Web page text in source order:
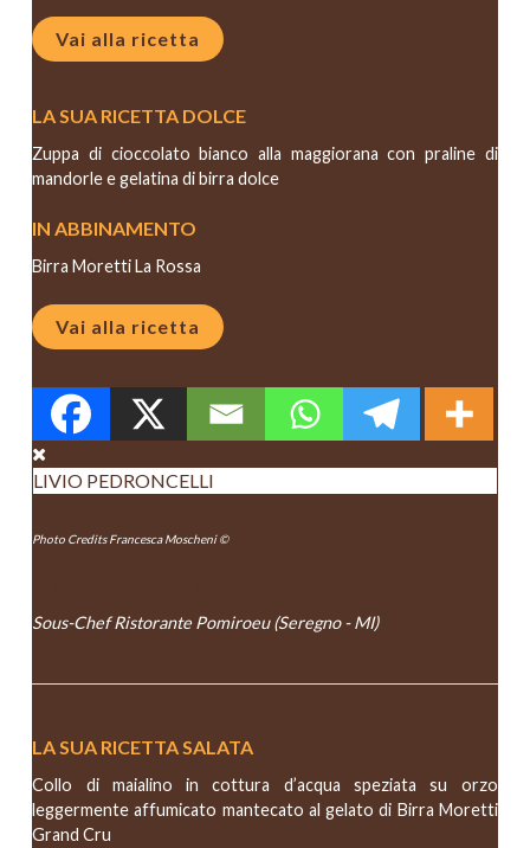
Vai alla ricetta
LA SUA RICETTA DOLCE
Zuppa di cioccolato bianco alla maggiorana con praline di
mandorle e gelatina di birra dolce
IN ABBINAMENTO
Birra Moretti La Rossa
Vai alla ricetta
LIVIO PEDRONCELLI
Photo Credits Francesca Moscheni ©
Sous-Chef Ristorante Pomiroeu (Seregno - MI)
LA SUA RICETTA SALATA
Collo di maialino in cottura d’acqua speziata su orzo
leggermente affumicato mantecato al gelato di Birra Moretti
Grand Cru